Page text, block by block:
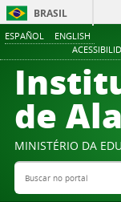
ESPAÑOL ENGLISH
BRASIL
de
MINISTÉRIO DA
Buscar no portal